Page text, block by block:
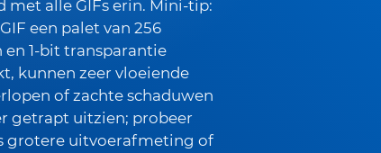
met alle GIFs erin. Mini-tip:
een palet van 256
en 1-bit transparantie
kunnen zeer vloeiende
of zachte schaduwen
getrapt uitzien; probeer
grotere uitvoerafmeting of